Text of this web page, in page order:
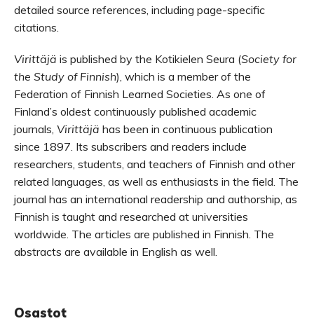
detailed source references, including page-specific
citations.
Virittäjä is published by the Kotikielen Seura (Society for
the Study of Finnish), which is a member of the
Federation of Finnish Learned Societies. As one of
Finland’s oldest continuously published academic
journals, Virittäjä has been in continuous publication
since 1897. Its subscribers and readers include
researchers, students, and teachers of Finnish and other
related languages, as well as enthusiasts in the field. The
journal has an international readership and authorship, as
Finnish is taught and researched at universities
worldwide. The articles are published in Finnish. The
abstracts are available in English as well.
Osastot